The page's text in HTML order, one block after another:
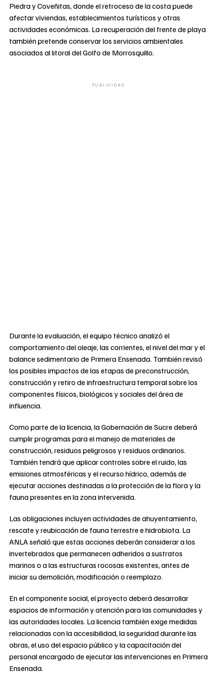
Piedra y Coveñitas, donde el retroceso de la costa puede
afectar viviendas, establecimientos turísticos y otras
actividades económicas. La recuperación del frente de playa
también pretende conservar los servicios ambientales
asociados al litoral del Golfo de Morrosquillo.
PUBLICIDAD
Durante la evaluación, el equipo técnico analizó el
comportamiento del oleaje, las corrientes, el nivel del mar y el
balance sedimentario de Primera Ensenada. También revisó
los posibles impactos de las etapas de preconstrucción,
construcción y retiro de infraestructura temporal sobre los
componentes físicos, biológicos y sociales del área de
influencia.
Como parte de la licencia, la Gobernación de Sucre deberá
cumplir programas para el manejo de materiales de
construcción, residuos peligrosos y residuos ordinarios.
También tendrá que aplicar controles sobre el ruido, las
emisiones atmosféricas y el recurso hídrico, además de
ejecutar acciones destinadas a la protección de la flora y la
fauna presentes en la zona intervenida.
Las obligaciones incluyen actividades de ahuyentamiento,
rescate y reubicación de fauna terrestre e hidrobiota. La
ANLA señaló que estas acciones deberán considerar a los
invertebrados que permanecen adheridos a sustratos
marinos o a las estructuras rocosas existentes, antes de
iniciar su demolición, modificación o reemplazo.
En el componente social, el proyecto deberá desarrollar
espacios de información y atención para las comunidades y
las autoridades locales. La licencia también exige medidas
relacionadas con la accesibilidad, la seguridad durante las
obras, el uso del espacio público y la capacitación del
personal encargado de ejecutar las intervenciones en Primera
Ensenada.